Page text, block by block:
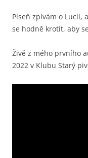
Píseň zpívám o Lucii,
se hodně krotit, aby
Živě z mého prvního
2022 v Klubu Starý